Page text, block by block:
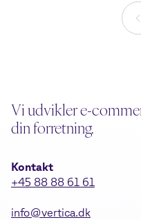
Vi udvikler e-
din forretning.
Kontakt
+45 88 88 61 61
info@vertica.dk